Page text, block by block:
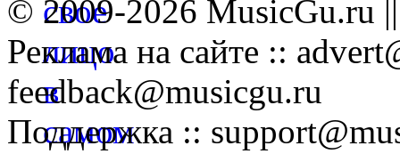
© 2009-2026 MusicGu.ru
Реклама на сайте ::
feedback@musicgu.ru
Поддержка ::